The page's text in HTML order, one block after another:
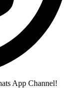
App Channel!